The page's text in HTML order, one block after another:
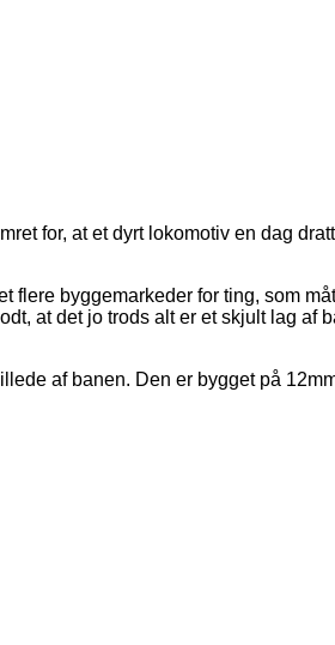
for, at et dyrt lokomotiv en dag
byggemarkeder for ting, som
at det jo trods alt er et skjult lag
af banen. Den er bygget på